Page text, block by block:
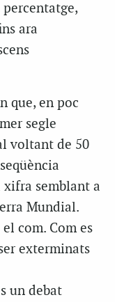
ara
que, en poc
segle
voltant de 50
xifra semblant a
Mundial.
el com. Com es
exterminats
un debat